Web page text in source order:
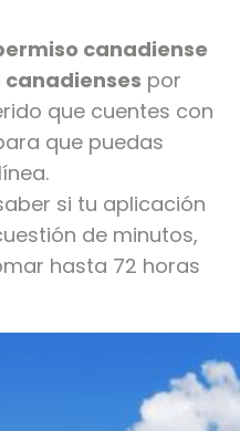
canadiense
canadienses por
que cuentes con
que puedas
si tu aplicación
de minutos,
hasta 72 horas